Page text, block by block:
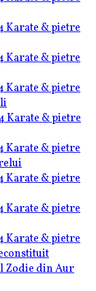
Karate & pietre
Karate & pietre
Karate & pietre
Karate & pietre
Karate & pietre
Karate & pietre
Karate & pietre
Karate & pietre
Zodie din Aur